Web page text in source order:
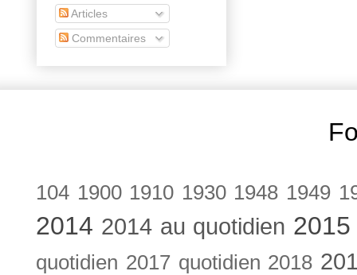
Articles
Commentaires
104 1900 1910 1930 1948 1949
2014 2014 au quotidien
quotidien 2017 quotidien 2018